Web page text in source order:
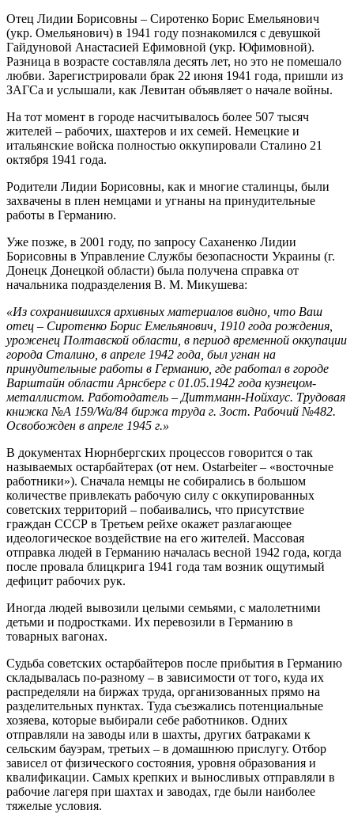
Отец Лидии Борисовны – Сиротенко Борис Емельянович
(укр. Омельянович) в 1941 году познакомился с девушкой
Гайдуновой Анастасией Ефимовной (укр. Юфимовной).
Разница в возрасте составляла десять лет, но это не помешало
любви. Зарегистрировали брак 22 июня 1941 года, пришли из
ЗАГСа и услышали, как Левитан объявляет о начале войны.
На тот момент в городе насчитывалось более 507 тысяч
жителей – рабочих, шахтеров и их семей. Немецкие и
итальянские войска полностью оккупировали Сталино 21
октября 1941 года.
Родители Лидии Борисовны, как и многие сталинцы, были
захвачены в плен немцами и угнаны на принудительные
работы в Германию.
Уже позже, в 2001 году, по запросу Саханенко Лидии
Борисовны в Управление Службы безопасности Украины (г.
Донецк Донецкой области) была получена справка от
начальника подразделения В. М. Микушева:
«Из сохранившихся архивных материалов видно, что Ваш
отец – Сиротенко Борис Емельянович, 1910 года рождения,
уроженец Полтавской области, в период временной оккупации
города Сталино, в апреле 1942 года, был угнан на
принудительные работы в Германию, где работал в городе
Варштайн области Арнсберг с 01.05.1942 года кузнецом-
металлистом. Работодатель – Диттманн-Нойхаус. Трудовая
книжка №А 159/Wa/84 биржа труда г. Зост. Рабочий №482.
Освобожден в апреле 1945 г.»
В документах Нюрнбергских процессов говорится о так
называемых остарбайтерах (от нем. Ostarbeiter – «восточные
работники»). Сначала немцы не собирались в большом
количестве привлекать рабочую силу с оккупированных
советских территорий – побаивались, что присутствие
граждан СССР в Третьем рейхе окажет разлагающее
идеологическое воздействие на его жителей. Массовая
отправка людей в Германию началась весной 1942 года, когда
после провала блицкрига 1941 года там возник ощутимый
дефицит рабочих рук.
Иногда людей вывозили целыми семьями, с малолетними
детьми и подростками. Их перевозили в Германию в
товарных вагонах.
Судьба советских остарбайтеров после прибытия в Германию
складывалась по-разному – в зависимости от того, куда их
распределяли на биржах труда, организованных прямо на
разделительных пунктах. Туда съезжались потенциальные
хозяева, которые выбирали себе работников. Одних
отправляли на заводы или в шахты, других батраками к
сельским бауэрам, третьих – в домашнюю прислугу. Отбор
зависел от физического состояния, уровня образования и
квалификации. Самых крепких и выносливых отправляли в
рабочие лагеря при шахтах и заводах, где были наиболее
тяжелые условия.